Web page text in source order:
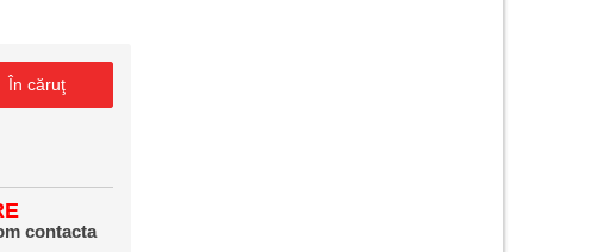
În căruţ
contacta